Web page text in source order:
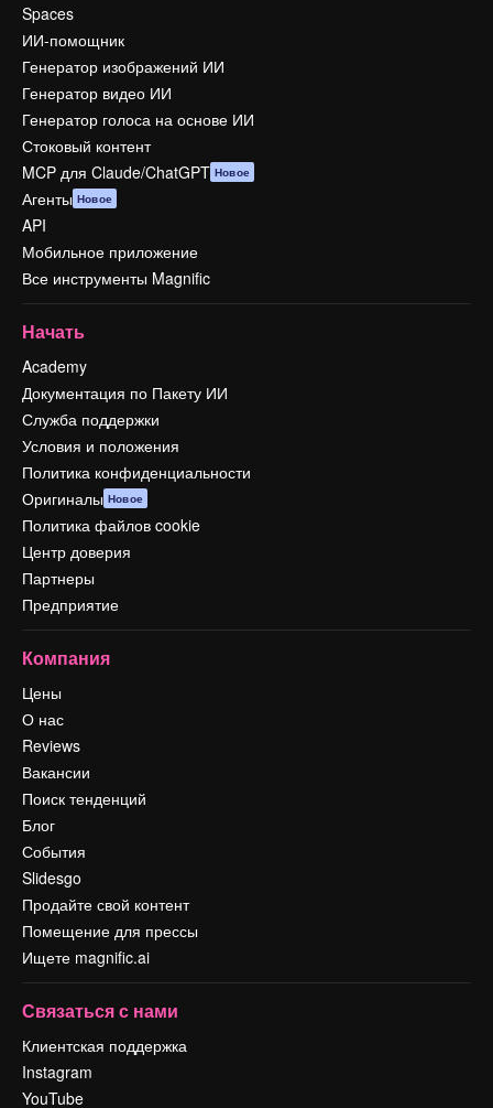
Spaces
ИИ-помощник
Генератор изображений ИИ
Генератор видео ИИ
Генератор голоса на основе ИИ
Стоковый контент
MCP для Claude/ChatGPT Новое
Агенты Новое
API
Мобильное приложение
Все инструменты Magnific
Начать
Academy
Документация по Пакету ИИ
Служба поддержки
Условия и положения
Политика конфиденциальности
Оригиналы Новое
Политика файлов cookie
Центр доверия
Партнеры
Предприятие
Компания
Цены
О нас
Reviews
Вакансии
Поиск тенденций
Блог
События
Slidesgo
Продайте свой контент
Помещение для прессы
Ищете magnific.ai
Связаться с нами
Клиентская поддержка
Instagram
YouTube